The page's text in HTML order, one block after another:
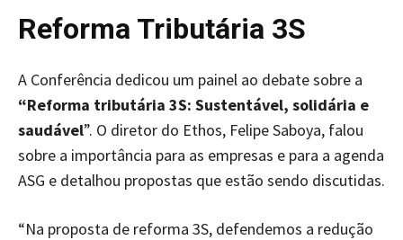
Reforma Tributária 3S
A Conferência dedicou um painel ao debate sobre a
“Reforma tributária 3S: Sustentável, solidária e
saudável”. O diretor do Ethos, Felipe Saboya, falou
sobre a importância para as empresas e para a agenda
ASG e detalhou propostas que estão sendo discutidas.
“Na proposta de reforma 3S, defendemos a redução